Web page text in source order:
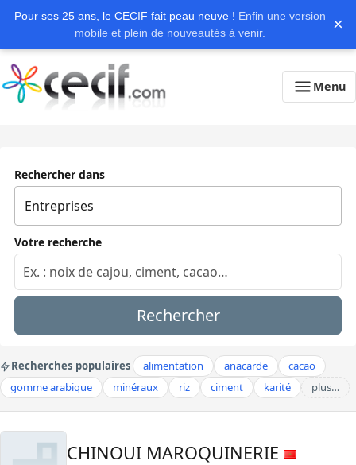
Pour ses 25 ans, le CECIF fait peau neuve ! Enfin une version
mobile et plein de nouveautés à venir.
×
Menu
Rechercher dans
Votre recherche
Rechercher
Recherches populaires alimentation anacarde
cacao
gomme arabique
minéraux riz ciment karité plus…
CHINOUI MAROQUINERIE